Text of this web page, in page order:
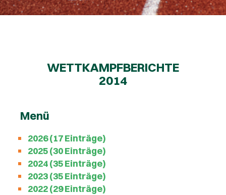
WETTKAMPFBERICHTE
2014
Menü
2026 (17 Einträge)
2025 (30 Einträge)
2024 (35 Einträge)
2023 (35 Einträge)
2022 (29 Einträge)